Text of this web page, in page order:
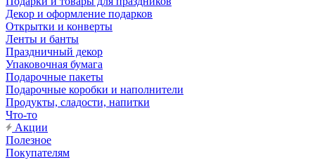
Декор и оформление подарков
Открытки и конверты
Ленты и банты
Праздничный декор
Упаковочная бумага
Подарочные пакеты
Подарочные коробки и наполнители
Продукты, сладости, напитки
Что-то
Акции
Полезное
Покупателям